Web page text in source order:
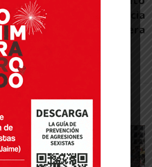
cultural y de convivencia
en la Ribera